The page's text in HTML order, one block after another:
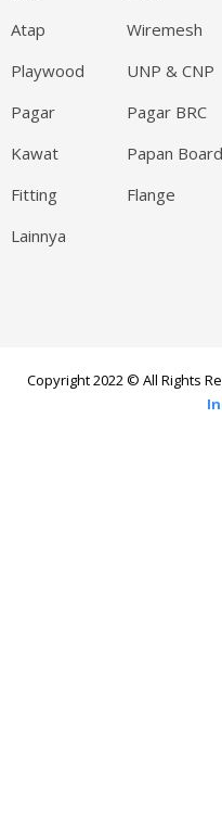
Atap
Wiremesh
Playwood
UNP & CNP
Pagar
Pagar BRC
Kawat
Papan
Fitting
Flange
Lainnya
Copyright 2022 © All Rights